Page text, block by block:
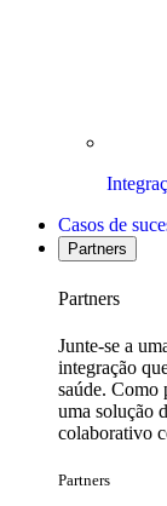
Casos de
Partners
Partners
Junte-se a
integração
saúde. Como
uma solução
colaborativo
Partners